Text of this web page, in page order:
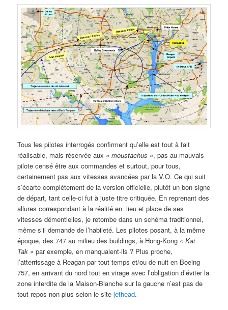
Tous les pilotes interrogés confirment qu’elle est tout à fait
réalisable, mais réservée aux « moustachus », pas au mauvais
pilote censé être aux commandes et surtout, pour tous,
certainement pas aux vitesses avancées par la V.O. Ce qui suit
s’écarte complètement de la version officielle, plutôt un bon signe
de départ, tant celle-ci fut à juste titre critiquée. En reprenant des
allures correspondant à la réalité en lieu et place de ses
vitesses démentielles, je retombe dans un schéma traditionnel,
même s’il demande de l’habileté. Les pilotes posant, à la même
époque, des 747 au milieu des buildings, à Hong-Kong «Kai
Tak » par exemple, en manquaient-ils ? Plus proche,
l’atterrissage à Reagan par tout temps et/ou de nuit en Boeing
757, en arrivant du nord tout en virage avec l’obligation d’éviter la
zone interdite de la Maison-Blanche sur la gauche n’est pas de
tout repos non plus selon le sitejethead.